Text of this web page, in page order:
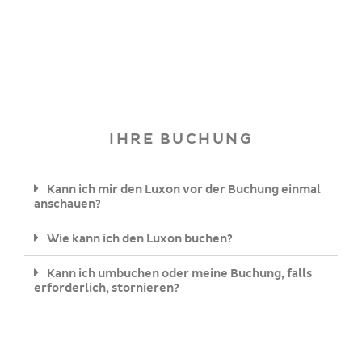
IHRE BUCHUNG
Kann ich mir den Luxon vor der Buchung einmal
anschauen?
Wie kann ich den Luxon buchen?
Kann ich umbuchen oder meine Buchung, falls
erforderlich, stornieren?